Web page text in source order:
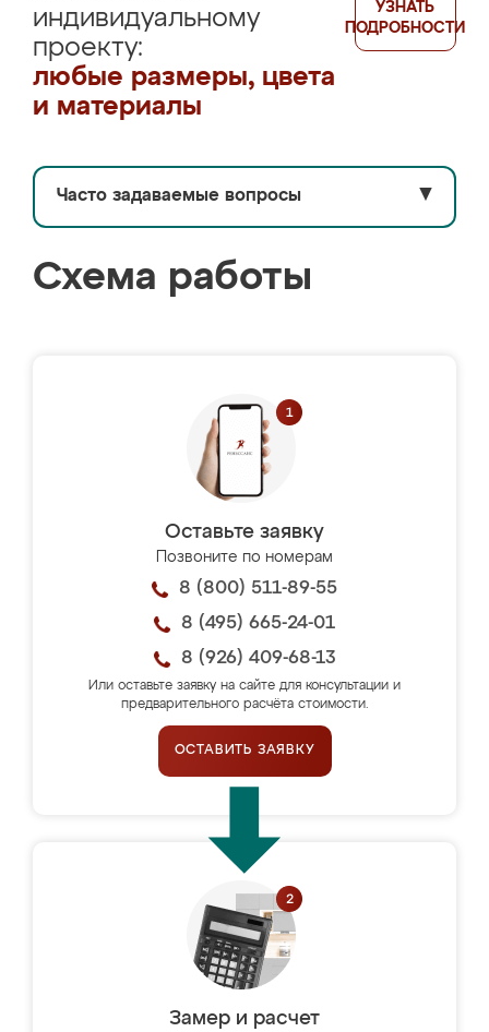
индивидуальному
проекту:
любые размеры, цвета
и материалы
УЗНАТЬ
ПОДРОБНОСТИ
Часто задаваемые вопросы ▼
Схема работы
Оставьте заявку
Позвоните по номерам
8 (800) 511-89-55
8 (495) 665-24-01
8 (926) 409-68-13
Или оставьте заявку на сайте для консультации и
предварительного расчёта стоимости.
ОСТАВИТЬ ЗАЯВКУ
Замер и расчет